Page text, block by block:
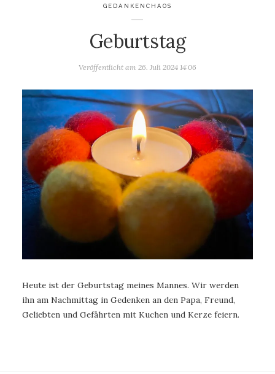
GEDANKENCHAOS
Geburtstag
Veröffentlicht am 26. Juli 2024 14:06
Heute ist der Geburtstag meines Mannes. Wir werden
ihn am Nachmittag in Gedenken an den Papa, Freund,
Geliebten und Gefährten mit Kuchen und Kerze feiern.